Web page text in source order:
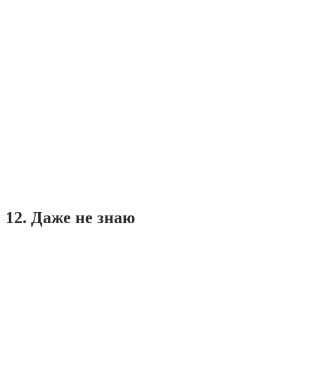
12. Даже не знаю